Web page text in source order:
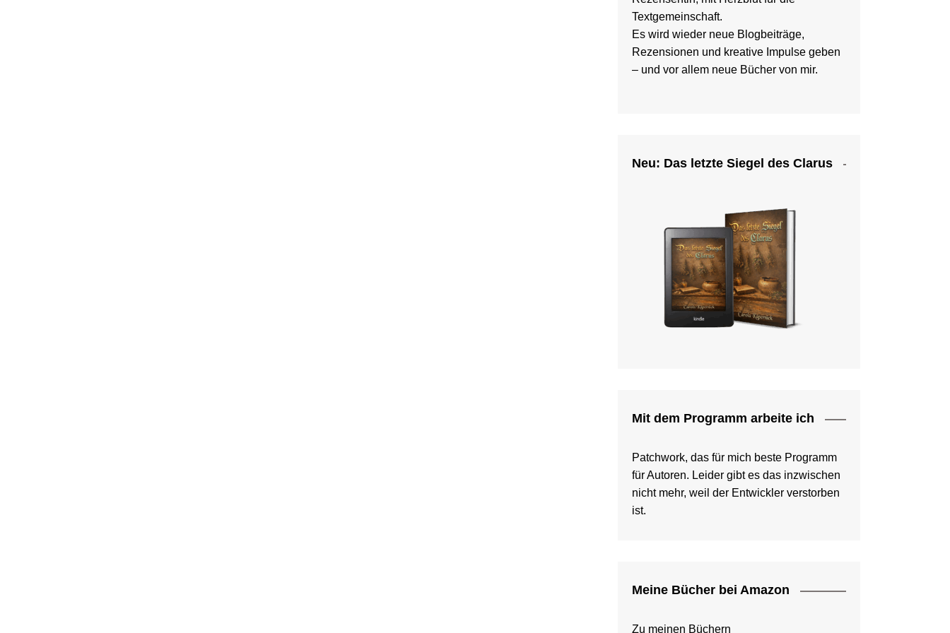
Textgemeinschaft.
Es wird wieder neue Blogbeiträge,
Rezensionen und kreative Impulse geben
– und vor allem neue Bücher von mir.
Neu: Das letzte Siegel des Clarus
Mit dem Programm arbeite ich
Patchwork, das für mich beste Programm
für Autoren. Leider gibt es das inzwischen
nicht mehr, weil der Entwickler verstorben
ist.
Meine Bücher bei Amazon
Zu meinen Büchern